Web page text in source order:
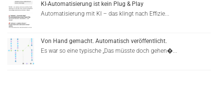
KI-Automatisierung ist kein Plug & Play
Automatisierung mit KI – das klingt nach Effizie...
Von Hand gemacht. Automatisch veröffentlicht.
Es war so eine typische „Das müsste doch gehen�...